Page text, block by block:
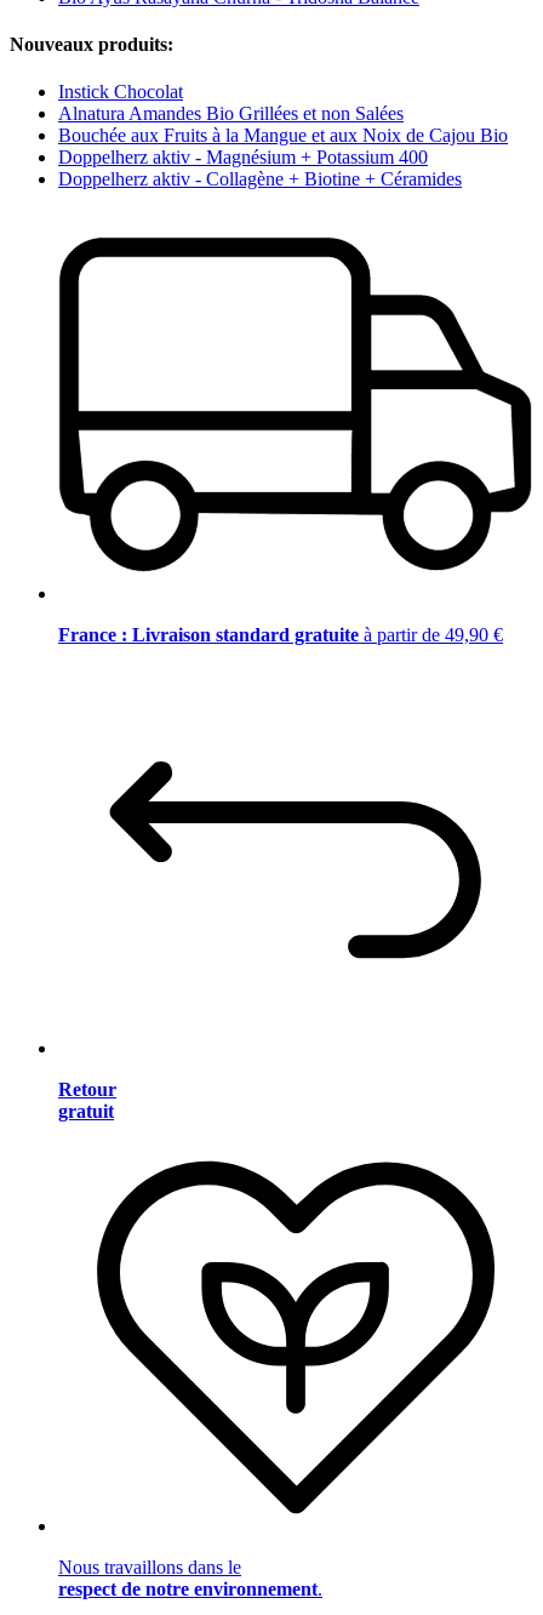
Nouveaux produits:
Instick Chocolat
Alnatura Amandes Bio Grillées et non Salées
Bouchée aux Fruits à la Mangue et aux Noix de Cajou Bio
Doppelherz aktiv - Magnésium + Potassium 400
Doppelherz aktiv - Collagène + Biotine + Céramides
France : Livraison standard gratuite à partir de 49,90 €
Retour
gratuit
Nous travaillons dans le
respect de notre environnement.